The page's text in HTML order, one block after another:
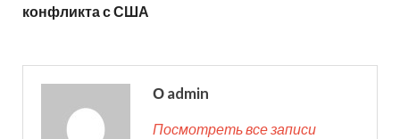
конфликта с США
О admin
Посмотреть все записи